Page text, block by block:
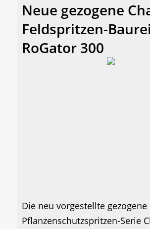
Neue gezogene
Feldspritzen-
RoGator 300
Die neu vorgestellte gezogene
Pflanzenschutzspritzen-Serie